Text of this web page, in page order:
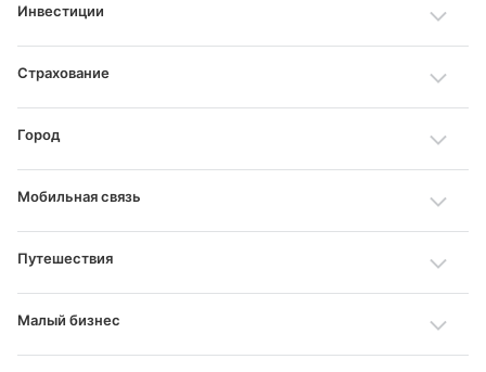
при обычной оплате.
договор кредита (займа). Данный договор отразится
Инвестиции
Страхование
Город
Мобильная связь
Путешествия
Малый бизнес